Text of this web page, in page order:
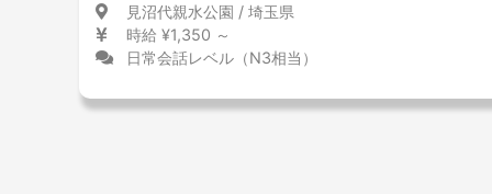
見沼代親水公園 / 埼玉県
時給 ¥1,350 ～
日常会話レベル（N3相当）